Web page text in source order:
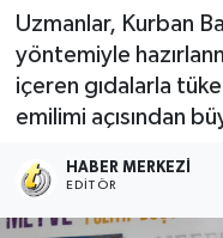
Uzmanlar, Kurban
yöntemiyle
içeren gıdalarla
emilimi açısından
HABER MERKEZI
EDITÖR